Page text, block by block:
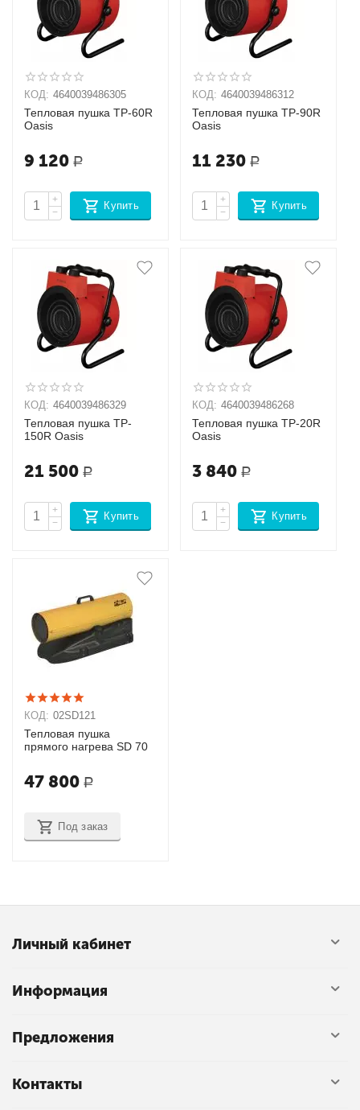
КОД: 4640039486305
Тепловая пушка TP-60R
Oasis
9 120 Р
+
−
Купить
КОД: 4640039486312
Тепловая пушка TP-90R
Oasis
11 230 Р
+
−
Купить
КОД: 4640039486329
Тепловая пушка TP-
150R Oasis
21 500 Р
+
−
Купить
КОД: 4640039486268
Тепловая пушка TP-20R
Oasis
3 840 Р
+
−
Купить
КОД: 02SD121
Тепловая пушка
прямого нагрева SD 70
47 800 Р
Под заказ
Личный кабинет
Информация
Предложения
Контакты